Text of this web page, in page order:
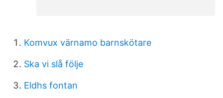
Komvux värnamo barnskötare
Ska vi slå följe
Eldhs fontan